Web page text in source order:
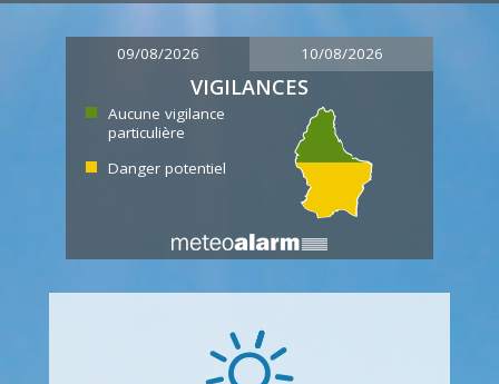
09/08/2026 10/08/2026
VIGILANCES
Aucune vigilance
particulière
Danger potentiel